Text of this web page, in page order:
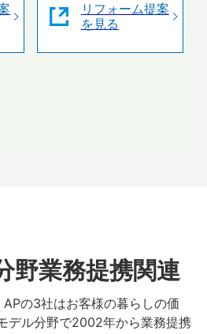
リフォーム提案
を見る
野業務提携関連
の3社はお客様の暮らしの価
デル分野で2002年から業務提携